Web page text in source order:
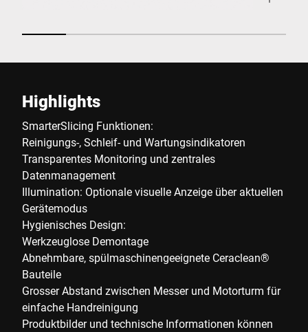
Highlights
SmarterSlicing Funktionen:
Reinigungs-, Schleif- und Wartungsindikatoren
Transparentes Monitoring und zentrales
Datenmanagement
Illumination: Optionale visuelle Anzeige über aktuellen
Gerätemodus
Hygienisches Design:
Werkzeuglose Demontage
Abnehmbare, spülmaschinengeeignete Ceraclean®
Bauteile
Grosser Abstand zwischen Messer und Motorturm für
einfache Handreinigung
Produktbilder und technische Informationen können